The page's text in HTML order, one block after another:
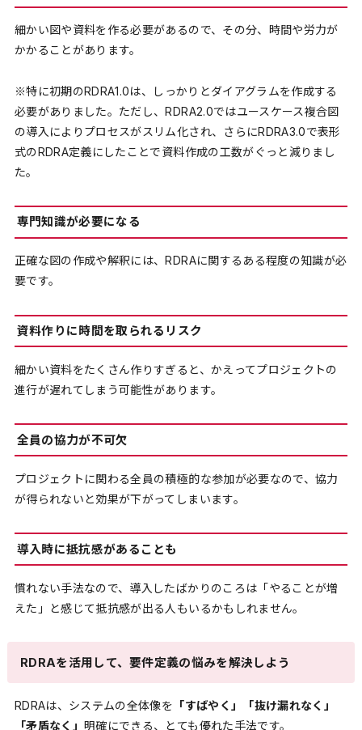
細かい図や資料を作る必要があるので、その分、時間や労力が
かかることがあります。
※特に初期のRDRA1.0は、しっかりとダイアグラムを作成する
必要がありました。ただし、RDRA2.0ではユースケース複合図
の導入によりプロセスがスリム化され、さらにRDRA3.0で表形
式のRDRA定義にしたことで資料作成の工数がぐっと減りまし
た。
専門知識が必要になる
正確な図の作成や解釈には、RDRAに関するある程度の知識が必
要です。
資料作りに時間を取られるリスク
細かい資料をたくさん作りすぎると、かえってプロジェクトの
進行が遅れてしまう可能性があります。
全員の協力が不可欠
プロジェクトに関わる全員の積極的な参加が必要なので、協力
が得られないと効果が下がってしまいます。
導入時に抵抗感があることも
慣れない手法なので、導入したばかりのころは「やることが増
えた」と感じて抵抗感が出る人もいるかもしれません。
RDRAを活用して、要件定義の悩みを解決しよう
RDRAは、システムの全体像を 「すばやく」「抜け漏れなく」
「矛盾なく」明確にできる、とても優れた手法です。